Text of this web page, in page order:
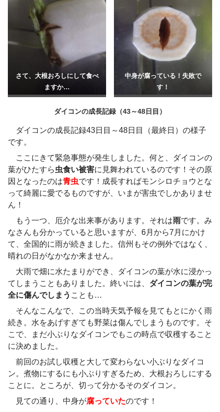
さて、大根おろしにして食べ
ますか…
中身が腐っている！失敗で
す！
ダイコンの成長記録（43～48日目）
ダイコンの成長記録43日目～48日目（最終日）の様子
です。
ここにきて緊急事態が発生しました。何と、ダイコンの
葉がひたすら虫食い被害に見舞われているのです！その原
因となったのは青虫です！成長すればモンシロチョウとな
って綺麗に愛でるものですが、いまが害虫でしかありませ
ん！
もう一つ、厄介な出来事があります。それは雨です。み
なさんも分かっていると思いますが、6月から7月にかけ
て、全国的に雨が続きました。信州もその例外ではなく、
晴れの日がなかなか来ません。
大雨で畑に水たまりができ、ダイコンの葉が水に浸かっ
てしまうこともありました。終いには、 ダイコンの葉が完
全に傷んでしまう ことも…
そんなこんなで、この当時天気予報を見てもとにかく雨
続き。水をあげすぎても野菜は傷んでしまうものです。そ
こで、まだ小ぶりなダイコンでもこの時点で収穫すること
に決めました。
前回のお試し収穫と大して変わらない小ぶりなダイコ
ン。煮物にするにも小ぶりすぎるため、大根おろしにする
ことに。ところが、切って分かるそのダイコン。
見ての通り、中身が腐っていたのです！